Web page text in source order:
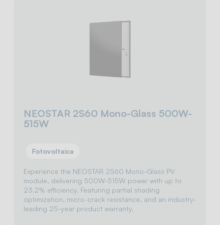
NEOSTAR 2S60 Mono-Glass 500W-
515W
Fotovoltaica
Experience the NEOSTAR 2S60 Mono-Glass PV
module, delivering 500W-515W power with up to
23.2% efficiency. Featuring partial shading
optimization, micro-crack resistance, and an industry-
leading 25-year product warranty.